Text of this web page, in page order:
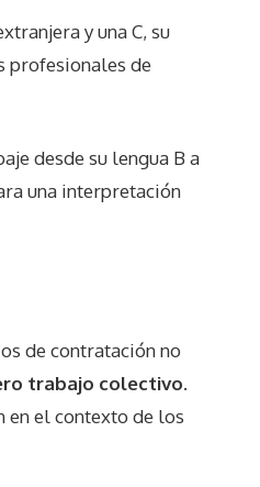
y una C, su
profesionales de
desde su lengua B a
una interpretación
de contratación no
trabajo colectivo.
en el contexto de los